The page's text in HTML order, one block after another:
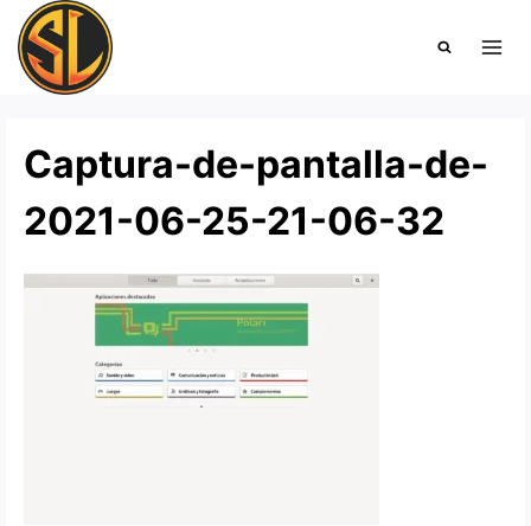
Saltar
contenido
Captura-de-pantalla-de-
2021-06-25-21-06-32